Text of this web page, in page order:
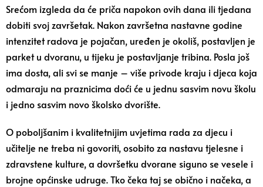
Srećom izgleda da će priča napokon ovih dana ili tjedana
dobiti svoj završetak. Nakon završetna nastavne godine
intenzitet radova je pojačan, uređen je okoliš, postavljen je
parket u dvoranu, u tijeku je postavljanje tribina. Posla još
ima dosta, ali svi se manje – više privode kraju i djeca koja
odmaraju na praznicima doći će u jednu sasvim novu školu
i jedno sasvim novo školsko dvorište.
O poboljšanim i kvalitetnijim uvjetima rada za djecu i
učitelje ne treba ni govoriti, osobito za nastavu tjelesne i
zdravstene kulture, a dovršetku dvorane siguno se vesele i
brojne općinske udruge. Tko čeka taj se obično i načeka, a